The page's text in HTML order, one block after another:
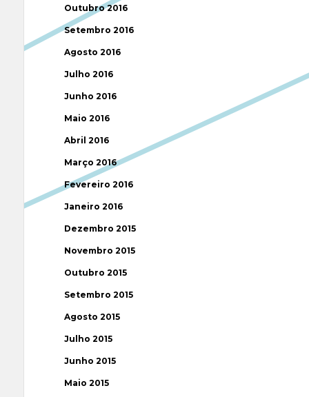
Outubro 2016
Setembro 2016
Agosto 2016
Julho 2016
Junho 2016
Maio 2016
Abril 2016
Março 2016
Fevereiro 2016
Janeiro 2016
Dezembro 2015
Novembro 2015
Outubro 2015
Setembro 2015
Agosto 2015
Julho 2015
Junho 2015
Maio 2015